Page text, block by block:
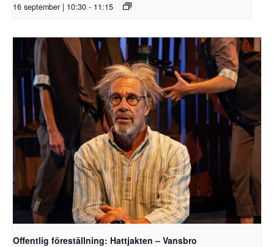
16 september | 10:30 - 11:15
Offentlig föreställning: Hattjakten – Vansbro